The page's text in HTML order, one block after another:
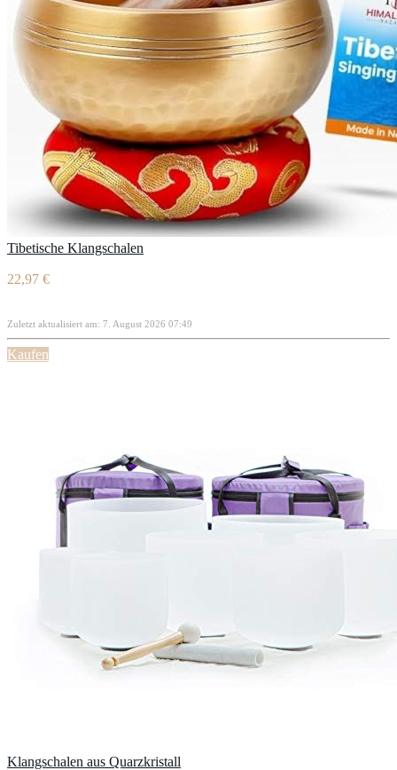
Tibetische Klangschalen
22,97 €
Zuletzt aktualisiert am: 7. August 2026 07:49
Kaufen
Klangschalen aus Quarzkristall